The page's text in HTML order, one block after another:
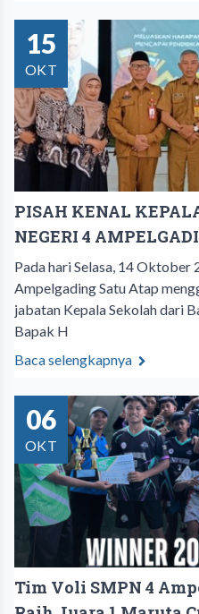
15
OKT
PISAH KENAL
NEGERI 4
Pada hari Selasa, 14 Oktober
Ampelgading Satu Atap
jabatan Kepala Sekolah dari
Bapak H
Baca selengkapnya
06
OKT
Tim Voli SMPN 4